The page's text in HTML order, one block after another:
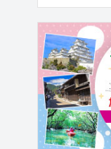
ーの